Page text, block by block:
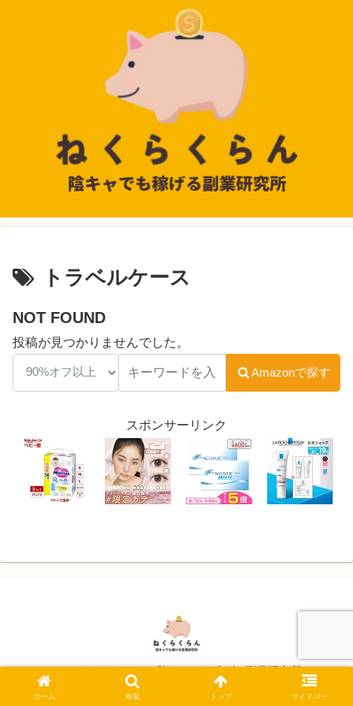
トラベルケース
NOT FOUND
投稿が見つかりませんでした。
Amazonで探す
スポンサーリンク
© 2024 ねくらくらん -陰キャでも稼げる副業研究所-.
ホーム 検索 トップ サイドバー